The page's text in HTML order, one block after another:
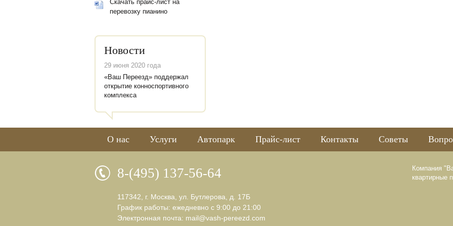
Скачать прайс-лист на
перевозку пианино
Новости
29 июня 2020 года
«Ваш Переезд» поддержал
открытие конноспортивного
комплекса
О нас Услуги Автопарк Прайс-лист Контакты Советы
8-(495) 137-56-64
117342, г. Москва, ул. Бутлерова, д. 17Б
График работы: ежедневно с 9:00 до 21:00
Электронная почта: mail@vash-pereezd.com
Компания
квартирные